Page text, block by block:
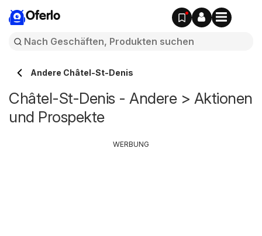
Oferlo
Andere Châtel-St-Denis
Châtel-St-Denis - Andere > Aktionen
und Prospekte
WERBUNG